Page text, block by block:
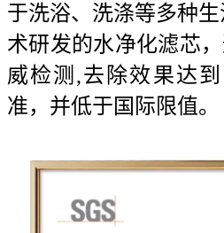
于洗浴、洗涤等多种
术研发的水净化滤芯
威检测,去除效果达到
准，并低于国际限值。